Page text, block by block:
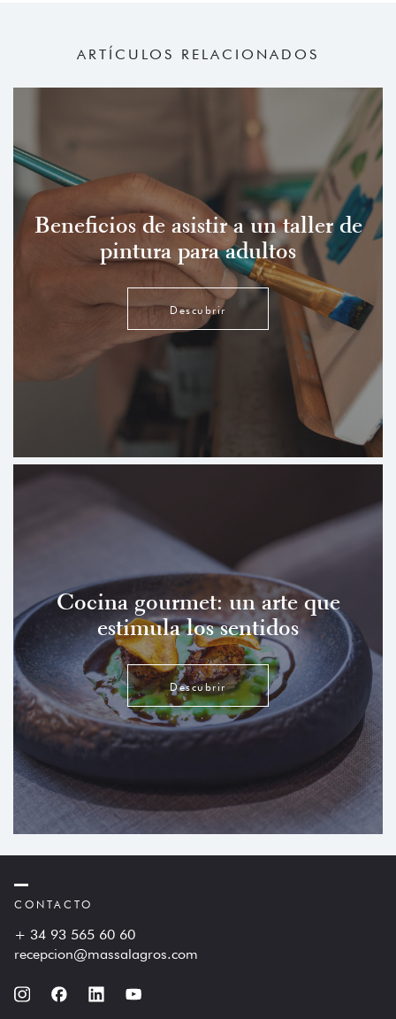
ARTÍCULOS RELACIONADOS
Beneficios de asistir a un taller de
pintura para adultos
Descubrir
Cocina gourmet: un arte que
estimula los sentidos
Descubrir
CONTACTO
+ 34 93 565 60 60
recepcion@massalagros.com